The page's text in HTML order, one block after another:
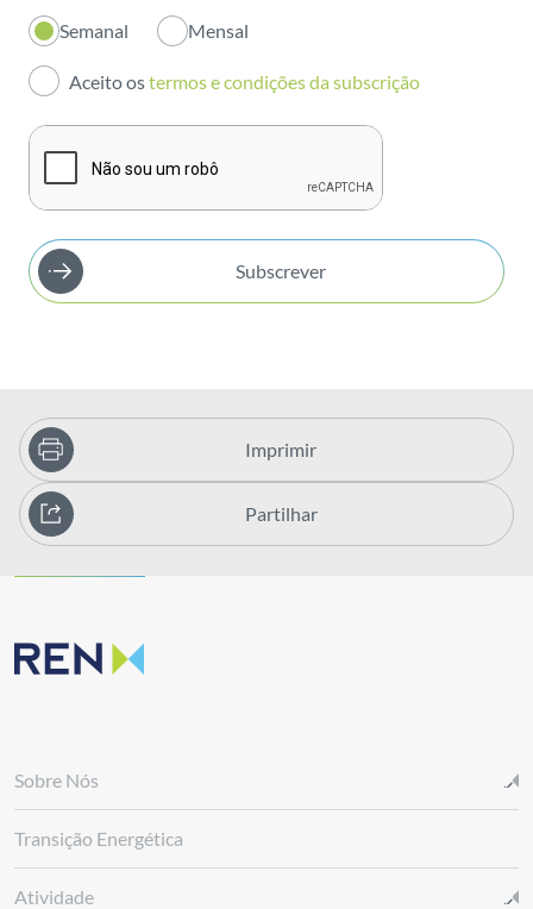
Investidores
Publicações
Semanal Mensal
Aceito ostermos e condições da subscrição
Subscrever
Imprimir
Partilhar
Sobre Nós
Transição Energética
Atividade